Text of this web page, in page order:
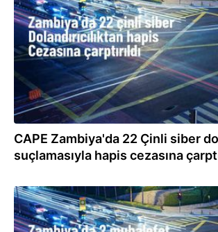
CAPE Zambiya'da 22 Çinli siber
suçlamasıyla hapis cezasına
31.05.2024